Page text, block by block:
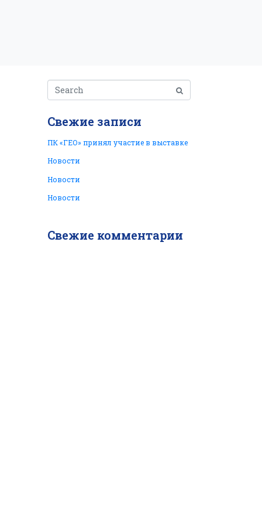
Свежие записи
ПК «ГЕО» принял участие в выставке
Новости
Новости
Новости
Свежие комментарии